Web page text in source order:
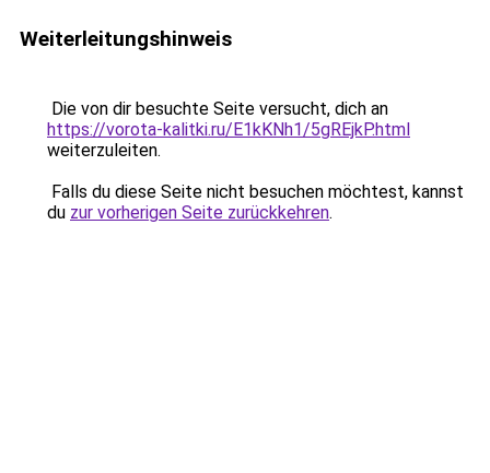
Weiterleitungshinweis
Die von dir besuchte Seite versucht, dich an
https://vorota-kalitki.ru/E1kKNh1/5gREjkP.html
weiterzuleiten.
Falls du diese Seite nicht besuchen möchtest, kannst
du zur vorherigen Seite zurückkehren.